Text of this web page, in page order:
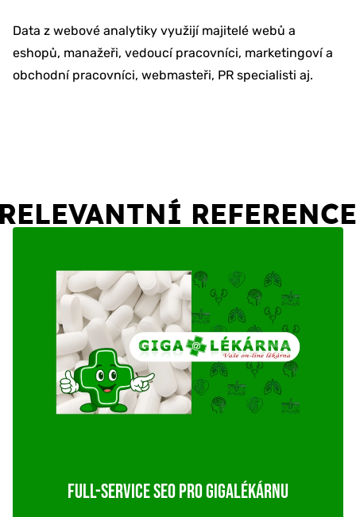
Data z webové analytiky využijí majitelé webů a
eshopů, manažeři, vedoucí pracovníci, marketingoví a
obchodní pracovníci, webmasteři, PR specialisti aj.
REFERENCE
FULL-SERVICE SEO PRO GIGALÉKÁRNU